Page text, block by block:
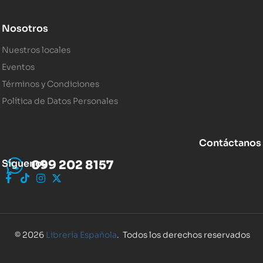
Nosotros
Nuestros locales
Eventos
Términos y Condiciones
Política de Datos Personales
Contáctanos
099 202 8157
Síguenos
© 2026 Librería Española. Todos los derechos reservados